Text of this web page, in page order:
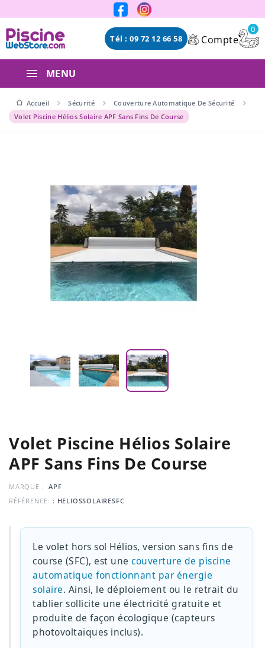
Panneau de gestion des cookies
Tél : 09 72 12 66 58 Compte
0
MENU
Accueil Sécurité
Couverture Automatique De Sécurité
Volet Piscine Hélios Solaire APF Sans Fins De Course
Volet Piscine Hélios Solaire
APF Sans Fins De Course
MARQUE :
APF
RÉFÉRENCE
: HELIOSSOLAIRESFC
Le volet hors sol Hélios, version sans fins de
course (SFC), est une couverture de piscine
automatique fonctionnant par énergie
solaire. Ainsi, le déploiement ou le retrait du
tablier sollicite une électricité gratuite et
produite de façon écologique (capteurs
photovoltaïques inclus).